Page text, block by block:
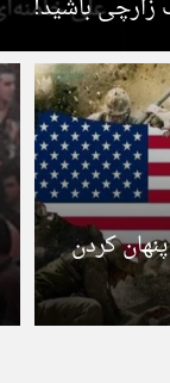
باشید!
کردن